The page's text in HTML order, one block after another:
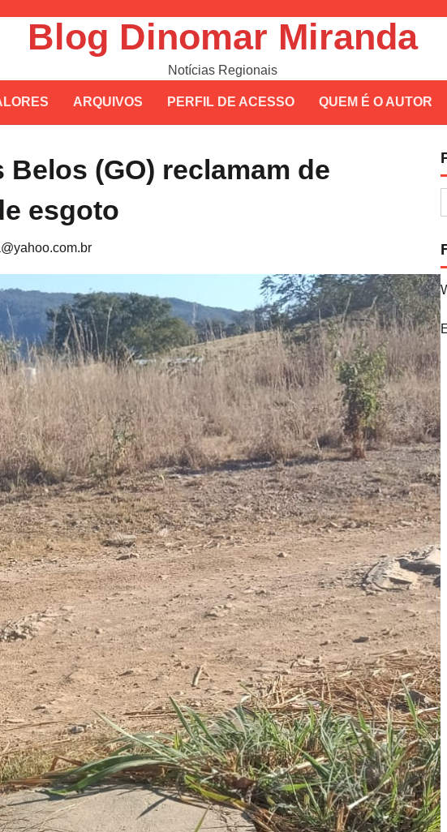
Blog Dinomar Miranda
Notícias Regionais
ARQUIVOS PERFIL DE ACESSO QUEM É O AUTOR
(GO) reclamam de
esgoto